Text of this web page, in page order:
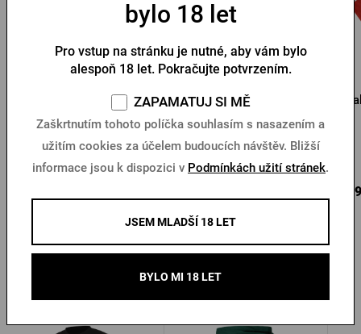
Papírový podtácek krýgl
Pilsner Urquell
Červená mikina Pilsner
Urquell Emboss
Další produkty od Pilsner Urquell
bylo 18 let
Pro vstup na stránku je nutné, aby vám bylo
alespoň 18 let. Pokračujte potvrzením.
ZAPAMATUJ SI MĚ
Zaškrtnutím tohoto políčka souhlasím s nasazením a
užitím cookies za účelem budoucích návštěv. Bližší
informace jsou k dispozici v Podmínkách užití stránek.
JSEM MLADŠÍ 18 LET
BYLO MI 18 LET